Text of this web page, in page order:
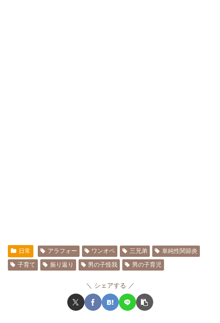
日常 アラフォー ワンオペ 三兄弟
単純性関節炎
子育て
振り返り 男の子怪我 男の子育児
シェアする